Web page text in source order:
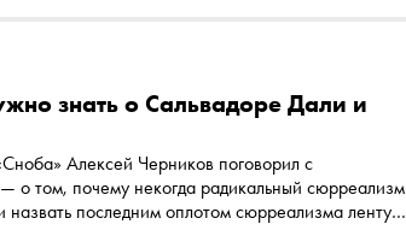
знать о Сальвадоре Дали и
Алексей Черников поговорил с
о том, почему некогда радикальный сюрреализм
назвать последним оплотом сюрреализма ленту